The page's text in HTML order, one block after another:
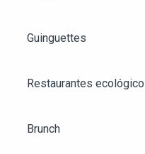
Guinguettes
Restaurantes
Brunch